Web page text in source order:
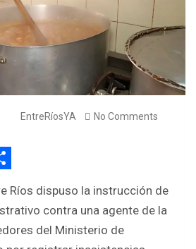
EntreRíosYA No Comments
Ríos dispuso la instrucción de
contra una agente de la
del Ministerio de